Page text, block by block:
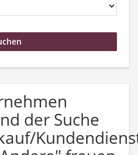
der Suche